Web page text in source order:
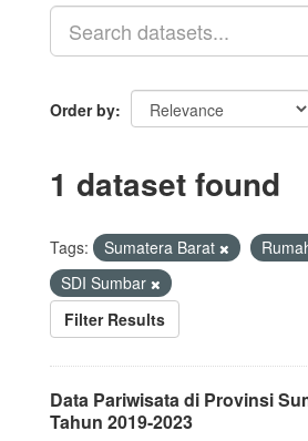
Order by
1 dataset found
Tags: Sumatera Barat
SDI Sumbar
Filter Results
Data Pariwisata di Provinsi
Tahun 2019-2023